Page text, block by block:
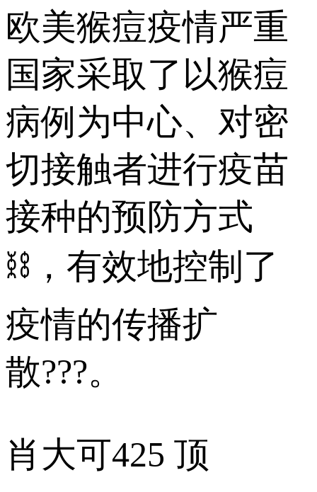
欧美猴痘疫情严重
国家采取了以猴痘
病例为中心、对密
切接触者进行疫苗
接种的预防方式
⛓，有效地控制了
疫情的传播扩
散???。
肖大可425 顶